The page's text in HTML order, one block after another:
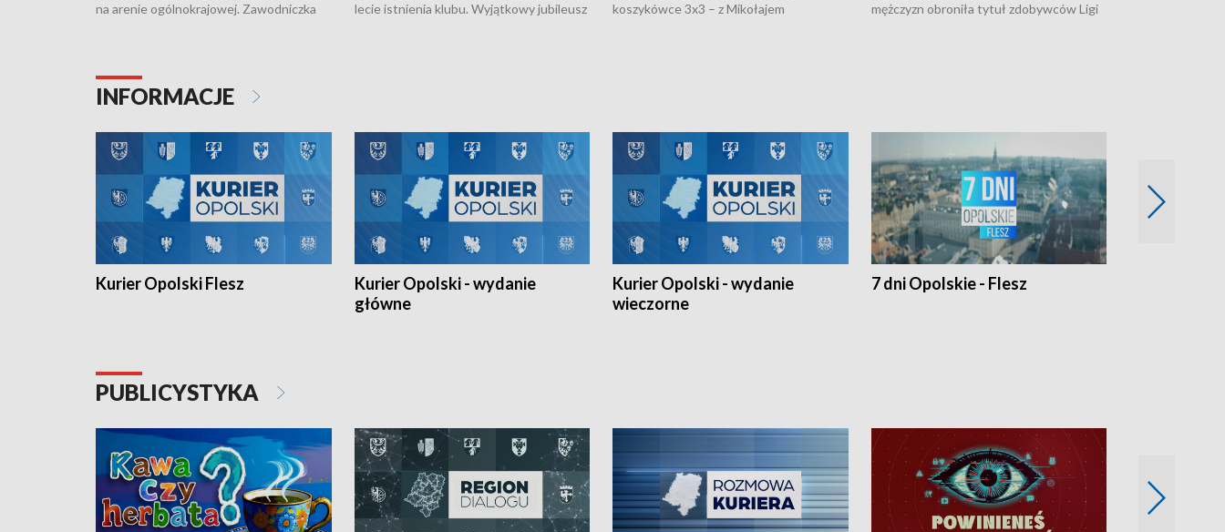
na arenie ogólnokrajowej. Zawodniczka
torowym.
lecie istnienia klubu. Wyjątkowy jubileusz
koszykówce 3x3 – z Mikołajem
mężczyzn obroniła tytuł zdobywców Ligi
INFORMACJE
Kurier Opolski Flesz
Kurier Opolski - wydanie
główne
Kurier Opolski - wydanie
wieczorne
7 dni Opolskie - Flesz
PUBLICYSTYKA